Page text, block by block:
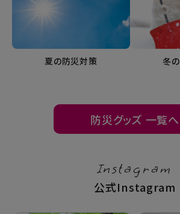
夏の防災対策 冬
防災グッズ 一覧へ
Instagram
公式Instagram